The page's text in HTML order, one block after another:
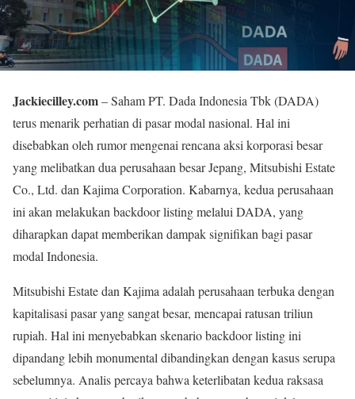
Jackiecilley.com– Saham PT. Dada Indonesia Tbk (DADA)
terus menarik perhatian di pasar modal nasional. Hal ini
disebabkan oleh rumor mengenai rencana aksi korporasi besar
yang melibatkan dua perusahaan besar Jepang, Mitsubishi Estate
Co., Ltd. dan Kajima Corporation. Kabarnya, kedua perusahaan
ini akan melakukan backdoor listing melalui DADA, yang
diharapkan dapat memberikan dampak signifikan bagi pasar
modal Indonesia.
Mitsubishi Estate dan Kajima adalah perusahaan terbuka dengan
kapitalisasi pasar yang sangat besar, mencapai ratusan triliun
rupiah. Hal ini menyebabkan skenario backdoor listing ini
dipandang lebih monumental dibandingkan dengan kasus serupa
sebelumnya. Analis percaya bahwa keterlibatan kedua raksasa